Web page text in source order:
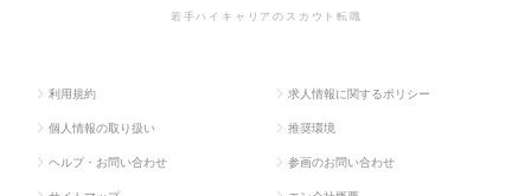
若手ハイキャリアのスカウト転職
利用規約 求人情報に関するポリシー
個人情報の取り扱い 推奨環境
ヘルプ・お問い合わせ 参画のお問い合わせ